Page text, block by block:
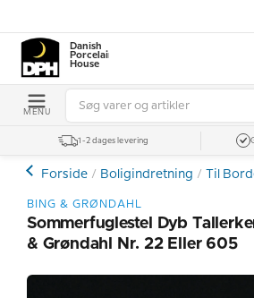
Danish
Porcelain
House
MENU
1-2 dages levering
Forside Boligindretning Til
BING & GRØNDAHL
Sommerfuglestel Dyb
& Grøndahl Nr. 22 Eller 605